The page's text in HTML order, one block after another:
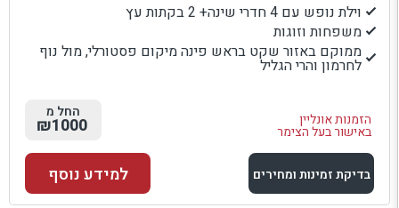
וילת נופש עם 4 חדרי שינה+ 2 בקתות עץ
משפחות וזוגות
ממוקם באזור שקט בראש פינה מיקום פסטורלי, מול נוף
לחרמון והרי הגליל
הזמנות אונליין
באישור בעל הצימר
החל מ
₪1000
בדיקת זמינות ומחירים למידע נוסף